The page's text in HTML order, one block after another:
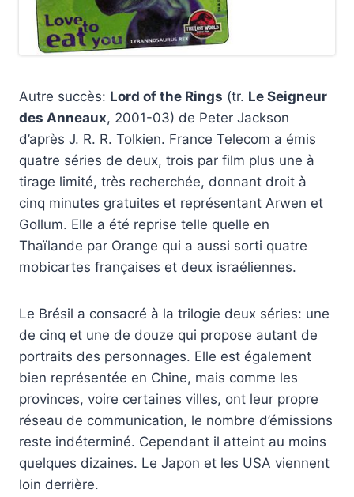
Autre succès: Lord of the Rings (tr. Le Seigneur
des Anneaux, 2001-03) de Peter Jackson
d’après J. R. R. Tolkien. France Telecom a émis
quatre séries de deux, trois par film plus une à
tirage limité, très recherchée, donnant droit à
cinq minutes gratuites et représentant Arwen et
Gollum. Elle a été reprise telle quelle en
Thaïlande par Orange qui a aussi sorti quatre
mobicartes françaises et deux israéliennes.
Le Brésil a consacré à la trilogie deux séries: une
de cinq et une de douze qui propose autant de
portraits des personnages. Elle est également
bien représentée en Chine, mais comme les
provinces, voire certaines villes, ont leur propre
réseau de communication, le nombre d’émissions
reste indéterminé. Cependant il atteint au moins
quelques dizaines. Le Japon et les USA viennent
loin derrière.